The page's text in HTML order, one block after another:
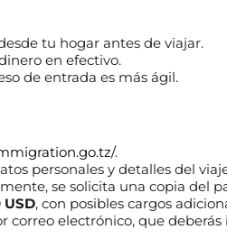
tu hogar antes de viajar.
en efectivo.
de entrada es más ágil.
.
personales y detalles del
se solicita una copia del
USD, con posibles cargos
correo electrónico, que